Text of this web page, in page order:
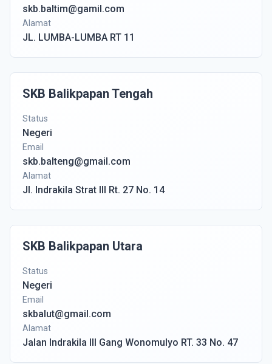
skb.baltim@gamil.com
Alamat
JL. LUMBA-LUMBA RT 11
SKB Balikpapan Tengah
Status
Negeri
Email
skb.balteng@gmail.com
Alamat
Jl. Indrakila Strat III Rt. 27 No. 14
SKB Balikpapan Utara
Status
Negeri
Email
skbalut@gmail.com
Alamat
Jalan Indrakila III Gang Wonomulyo RT. 33 No. 47